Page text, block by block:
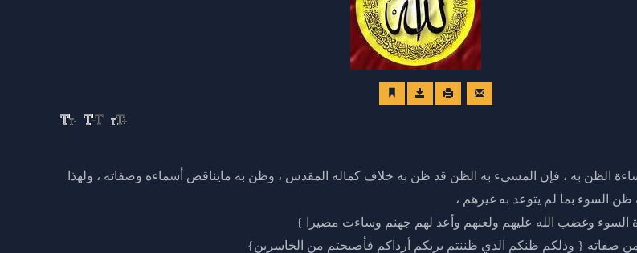
الظن به ، فإن المسيء به الظن قد ظن به خلاف كماله المقدس ، وظن به مايناقض أسماءه وصفاته ، ولهذا
ظن السوء بما لم يتوعد به غيرهم ،
السوء وغضب الله عليهم ولعنهم وأعد لهم جهنم وساءت مصيرا }
صفاته { وذلكم ظنكم الذي ظننتم بربكم أرداكم فأصبحتم من الخاسرين}